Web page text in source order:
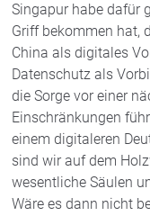
Singapur habe dafür
Griff bekommen hat,
China als digitales
Datenschutz als
die Sorge vor einer
Einschränkungen
einem digitaleren
sind wir auf dem
wesentliche Säulen
Wäre es dann nicht